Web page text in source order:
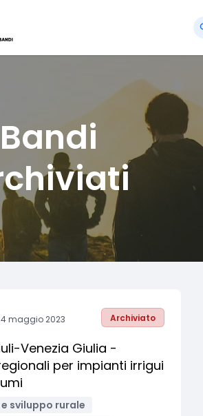
Bandi
maggio 2023 Archiviato
Venezia Giulia -
per impianti irrigui
sviluppo rurale